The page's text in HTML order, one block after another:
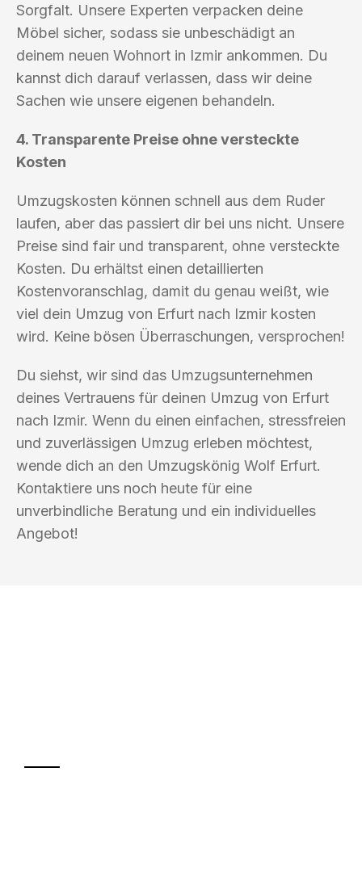
Sorgfalt. Unsere Experten verpacken deine
Möbel sicher, sodass sie unbeschädigt an
deinem neuen Wohnort in Izmir ankommen. Du
kannst dich darauf verlassen, dass wir deine
Sachen wie unsere eigenen behandeln.
4. Transparente Preise ohne versteckte
Kosten
Umzugskosten können schnell aus dem Ruder
laufen, aber das passiert dir bei uns nicht. Unsere
Preise sind fair und transparent, ohne versteckte
Kosten. Du erhältst einen detaillierten
Kostenvoranschlag, damit du genau weißt, wie
viel dein Umzug von Erfurt nach Izmir kosten
wird. Keine bösen Überraschungen, versprochen!
Du siehst, wir sind das Umzugsunternehmen
deines Vertrauens für deinen Umzug von Erfurt
nach Izmir. Wenn du einen einfachen, stressfreien
und zuverlässigen Umzug erleben möchtest,
wende dich an den Umzugskönig Wolf Erfurt.
Kontaktiere uns noch heute für eine
unverbindliche Beratung und ein individuelles
Angebot!